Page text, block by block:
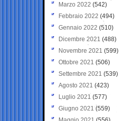
Marzo 2022 (542)
Febbraio 2022 (494)
Gennaio 2022 (510)
Dicembre 2021 (488)
Novembre 2021 (599)
Ottobre 2021 (506)
Settembre 2021 (539)
Agosto 2021 (423)
Luglio 2021 (577)
Giugno 2021(559)